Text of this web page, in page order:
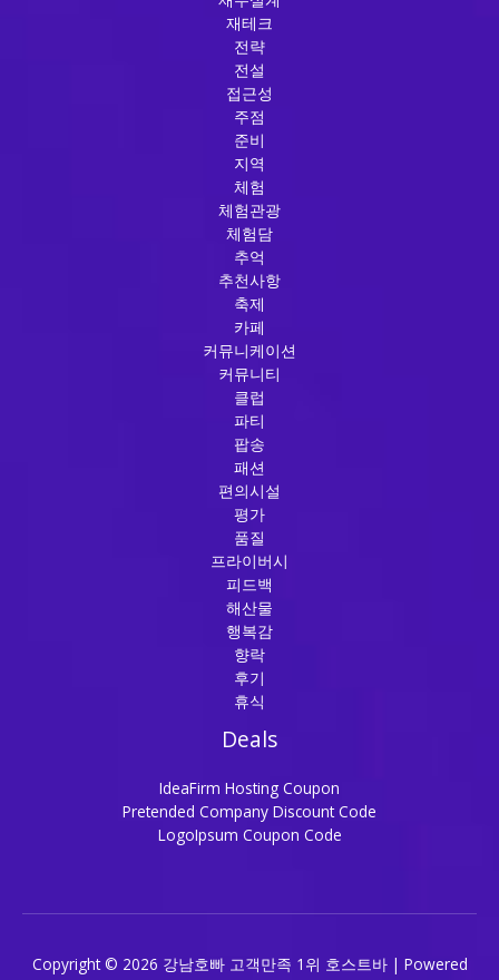
재테크
전략
전설
접근성
주점
준비
지역
체험
체험관광
체험담
추억
추천사항
축제
카페
커뮤니케이션
커뮤니티
클럽
파티
팝송
패션
편의시설
평가
품질
프라이버시
피드백
해산물
행복감
향락
후기
휴식
Deals
IdeaFirm Hosting Coupon
Pretended Company Discount Code
LogoIpsum Coupon Code
Copyright © 2026 강남호빠 고객만족 1위 호스트바 | Powered